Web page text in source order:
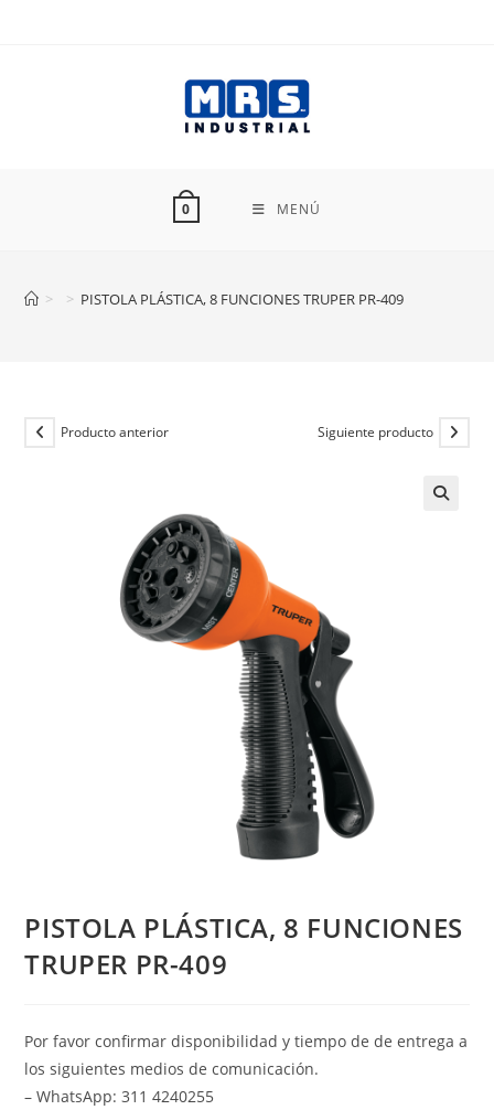
0 MENÚ
> > PISTOLA PLÁSTICA, 8 FUNCIONES TRUPER PR-409
Producto anterior Siguiente producto
PISTOLA PLÁSTICA, 8 FUNCIONES
TRUPER PR-409
Por favor confirmar disponibilidad y tiempo de de entrega a
los siguientes medios de comunicación.
– WhatsApp: 311 4240255